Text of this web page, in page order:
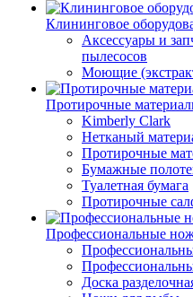
Клининговое
Аксессуары и
пылесосов
Моющие
Протирочные
Kimberly Clark
Нетканый
Протирочные
Бумажные
Туалетная бумага
Протирочные
Профессиональные
Доска